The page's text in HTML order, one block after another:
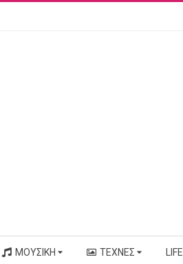
ΜΟΥΣΙΚΉ ΤΈΧΝΕΣ LIFE